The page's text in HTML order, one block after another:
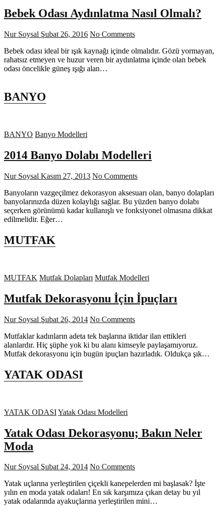
Bebek Odası Aydınlatma Nasıl Olmalı?
Nur Soysal Şubat 26, 2016 No Comments
Bebek odası ideal bir ışık kaynağı içinde olmalıdır. Gözü yormayan,
rahatsız etmeyen ve huzur veren bir aydınlatma içinde olan bebek
odası öncelikle güneş ışığı alan…
BANYO
BANYO Banyo Modelleri
2014 Banyo Dolabı Modelleri
Nur Soysal Kasım 27, 2013 No Comments
Banyoların vazgeçilmez dekorasyon aksesuarı olan, banyo dolapları
banyolarınızda düzen kolaylığı sağlar. Bu yüzden banyo dolabı
seçerken görünümü kadar kullanışlı ve fonksiyonel olmasına dikkat
edilmelidir. Eğer…
MUTFAK
MUTFAK Mutfak Dolapları Mutfak Modelleri
Mutfak Dekorasyonu İçin İpuçları
Nur Soysal Şubat 26, 2014 No Comments
Mutfaklar kadınların adeta tek başlarına iktidar ilan ettikleri
alanlardır. Hiç şüphe yok ki bu alanı kimseyle paylaşamıyoruz.
Mutfak dekorasyonu için bugün ipuçları hazırladık. Oldukça şık…
YATAK ODASI
YATAK ODASIYatak Odası Modelleri
Yatak Odası Dekorasyonu; Bakın Neler
Moda
Nur Soysal Şubat 24, 2014 No Comments
Yatak uçlarına yerleştirilen çiçekli kanepelerden mi başlasak? İşte
yılın en moda yatak odaları! En sık karşımıza çıkan detay bu yıl
yatak odalarında ayakuçlarına yerleştirilen mini…